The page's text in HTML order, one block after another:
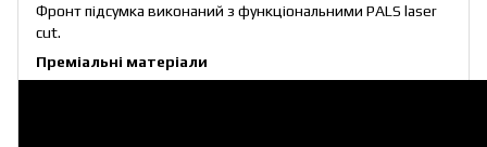
Фронт підсумка виконаний з функціональними PALS laser
cut.
Преміальні матеріали